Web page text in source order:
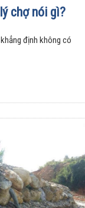
chợ nói gì?
định không có